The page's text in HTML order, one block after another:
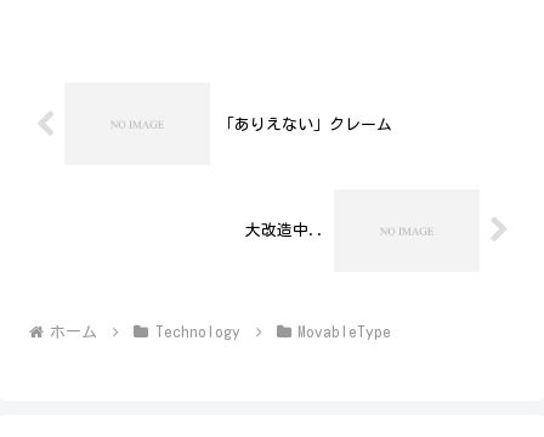
「ありえない」クレーム
大改造中..
ホーム Technology MovableType